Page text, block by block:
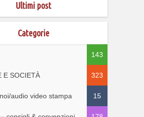
Ultimi post
Categorie
143
E SOCIETÀ 323
audio video stampa 15